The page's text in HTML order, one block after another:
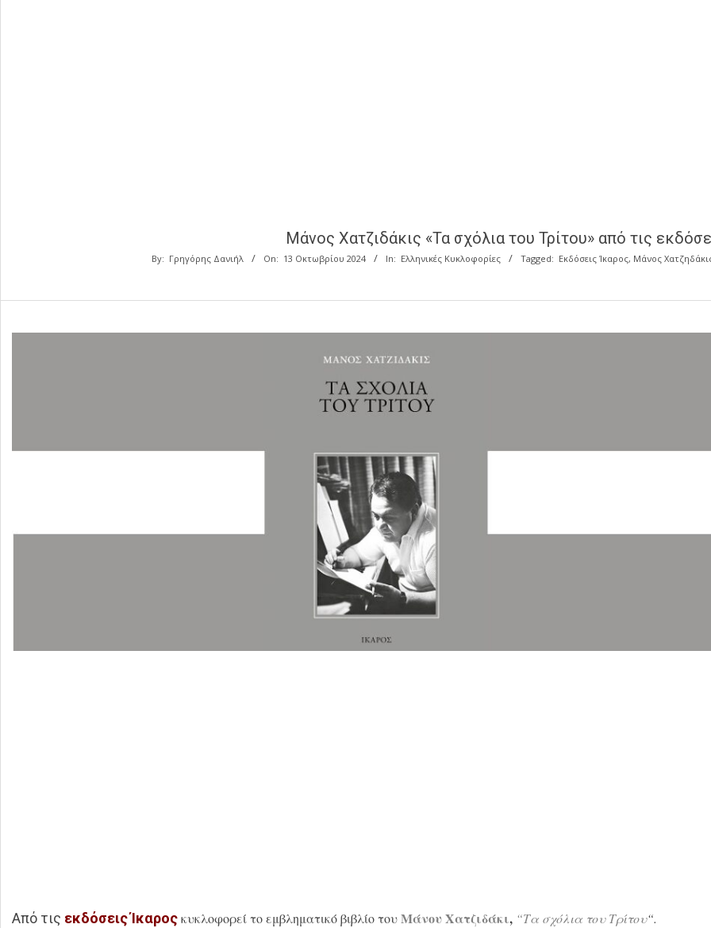
Μάνος Χατζιδάκις «Τα σχόλια του Τρίτου» από τις
By: Γρηγόρης Δανιήλ On: 13 Οκτωβρίου 2024 In: Ελληνικές Κυκλοφορίες Tagged: Εκδόσεις Ίκαρος, Μάνος
Από τις εκδόσεις Ίκαροςκυκλοφορεί το εμβληματικό βιβλίο τουΜάνου Χατζιδάκι, “Τα σχόλια του Τρίτου“.